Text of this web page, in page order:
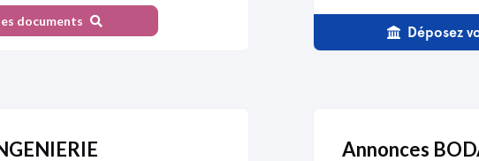
société
23/02/2023
documents Comptes sociaux 2019
Déposez
Annonces